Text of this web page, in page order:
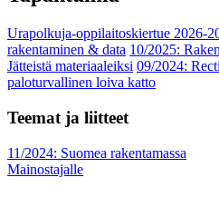
Urapolkuja-oppilaitoskiertue 2026-
rakentaminen & data 10/2025:
Jätteistä materiaaleiksi 09/2024:
paloturvallinen loiva katto
Teemat ja liitteet
11/2024: Suomea rakentamassa
Mainostajalle